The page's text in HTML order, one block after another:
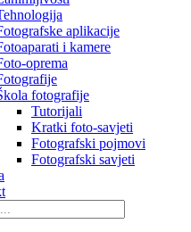
aplikacije
i kamere
oprema
fotografije
Tutorijali
Kratki foto-savjeti
Fotografski pojmovi
Fotografski savjeti